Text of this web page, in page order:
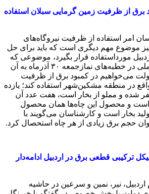
برق از ظرفیت زمین گرمایی سبلان استفاده
امر استفاده از ظرفیت نیروگاه‌های
موضوع مهم دیگری است که باید برای حل
مورداستفاده قرار بگیرد، موضوعی که
آیت‌الله سید حسن عاملی در خطبه‌های نمازجمعه ۳۰ آذرماه به آن
می‌خواهیم در کمبود برق از ظرفیت
در منطقه مشکین‌شهر استفاده کند؛ یازده
شده و مملو از بخار است، هفت عدد آن
است و محصول این چاه‌ها همان محصول
بخار است و کارشناسان می‌گویند با
حجم برق زیادی از هر چاه استحصال کرد.
ترکیبی قطعی برق در اردبیل ادامه‌دار
اردبیل، نیر، نمین و سرعین در حاشیه